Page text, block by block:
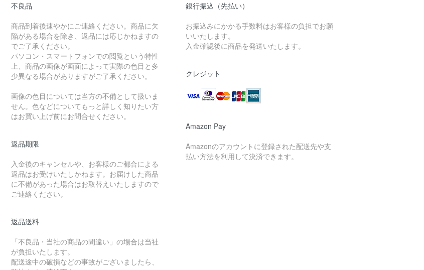
不良品
商品到着後速やかにご連絡ください。商品に欠
陥がある場合を除き、返品には応じかねますの
でご了承ください。
パソコン・スマートフォンでの閲覧という特性
上、商品の画像が画面によって実際の色目と多
少異なる場合がありますがご了承ください。
画像の色目については当方の不備として扱いま
せん。色などについてもっと詳しく知りたい方
はお買い上げ前にお問合せください。
返品期限
入金後のキャンセルや、お客様のご都合による
返品はお受けいたしかねます。お届けした商品
に不備があった場合はお取替えいたしますので
ご連絡ください。
返品送料
「不良品・当社の商品の間違い」の場合は当社
が負担いたします。
配送途中の破損などの事故がございましたら、
銀行振込（先払い）
お振込みにかかる手数料はお客様の負担でお願
いいたします。
入金確認後に商品を発送いたします。
クレジット
Amazon Pay
Amazonのアカウントに登録された配送先や支
払い方法を利用して決済できます。